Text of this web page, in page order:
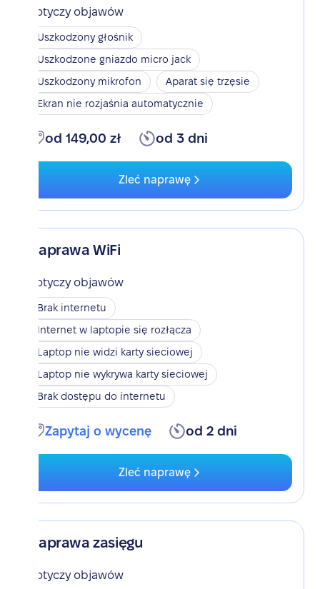
Dotyczy objawów
Uszkodzony głośnik
Uszkodzone gniazdo micro jack
Uszkodzony mikrofon
Aparat się trzęsie
Ekran nie rozjaśnia automatycznie
od 149,00 zł od 3 dni
Zleć naprawę
Naprawa WiFi
Dotyczy objawów
Brak internetu
Internet w laptopie się rozłącza
Laptop nie widzi karty sieciowej
Laptop nie wykrywa karty sieciowej
Brak dostępu do internetu
Zapytaj o wycenę od 2 dni
Zleć naprawę
Naprawa zasięgu
Dotyczy objawów